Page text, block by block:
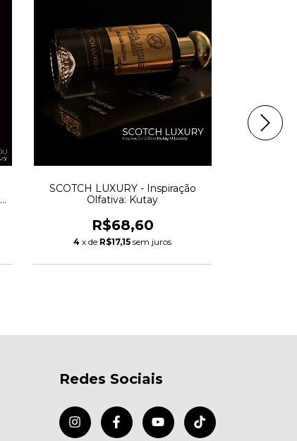
SCOTCH LUXURY - Inspiração
Olfativa: Kutay
R$68,60
4 x de R$17,15 sem juros
Redes Sociais